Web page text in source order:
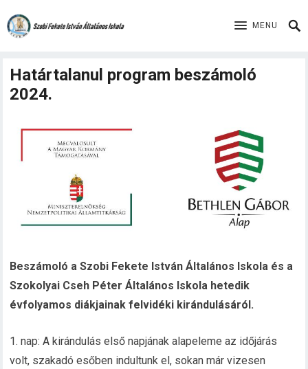
MENU
Határtalanul program beszámoló
2024.
Beszámoló a Szobi Fekete István Általános Iskola és a
Szokolyai Cseh Péter Általános Iskola hetedik
évfolyamos diákjainak felvidéki kirándulásáról.
1. nap: A kirándulás első napjának alapeleme az időjárás
volt, szakadó esőben indultunk el, sokan már vizesen